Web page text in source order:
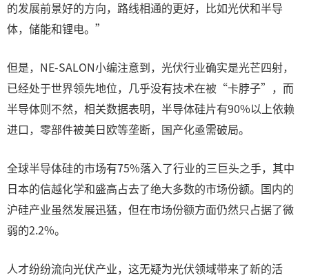
的发展前景好的方向，路线相通的更好，比如光伏和半导
体，储能和锂电。”
但是，NE-SALON小编注意到，光伏行业确实是光芒四射，
已经处于世界领先地位，几乎没有技术在被“卡脖子”，而
半导体则不然，相关数据表明，半导体硅片有90%以上依赖
进口，零部件被美日欧等垄断，国产化亟需破局。
全球半导体硅的市场有75%落入了行业的三巨头之手，其中
日本的信越化学和盛高占去了绝大多数的市场份额。国内的
沪硅产业虽然发展迅猛，但在市场份额方面仍然只占据了微
弱的2.2%。
人才纷纷流向光伏产业，这无疑为光伏领域带来了新的活